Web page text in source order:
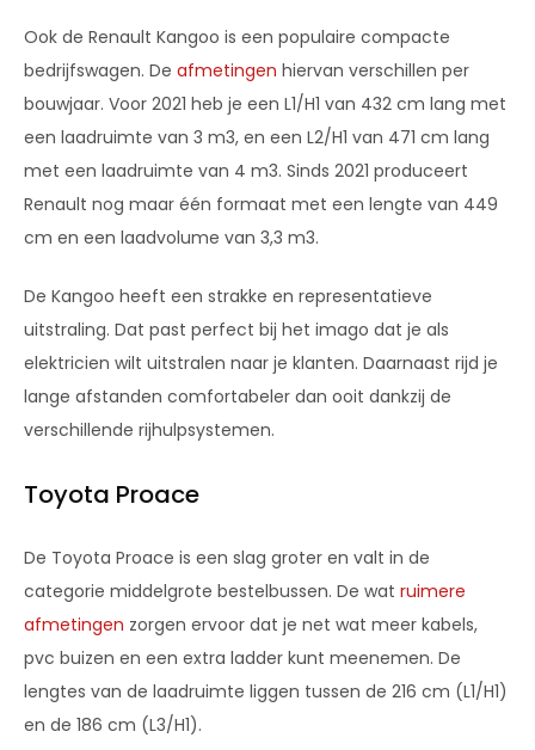
Ook de Renault Kangoo is een populaire compacte
bedrijfswagen. De afmetingen hiervan verschillen per
bouwjaar. Voor 2021 heb je een L1/H1 van 432 cm lang met
een laadruimte van 3 m3, en een L2/H1 van 471 cm lang
met een laadruimte van 4 m3. Sinds 2021 produceert
Renault nog maar één formaat met een lengte van 449
cm en een laadvolume van 3,3 m3.
De Kangoo heeft een strakke en representatieve
uitstraling. Dat past perfect bij het imago dat je als
elektricien wilt uitstralen naar je klanten. Daarnaast rijd je
lange afstanden comfortabeler dan ooit dankzij de
verschillende rijhulpsystemen.
Toyota Proace
De Toyota Proace is een slag groter en valt in de
categorie middelgrote bestelbussen. De wat ruimere
afmetingen zorgen ervoor dat je net wat meer kabels,
pvc buizen en een extra ladder kunt meenemen. De
lengtes van de laadruimte liggen tussen de 216 cm (L1/H1)
en de 186 cm (L3/H1).